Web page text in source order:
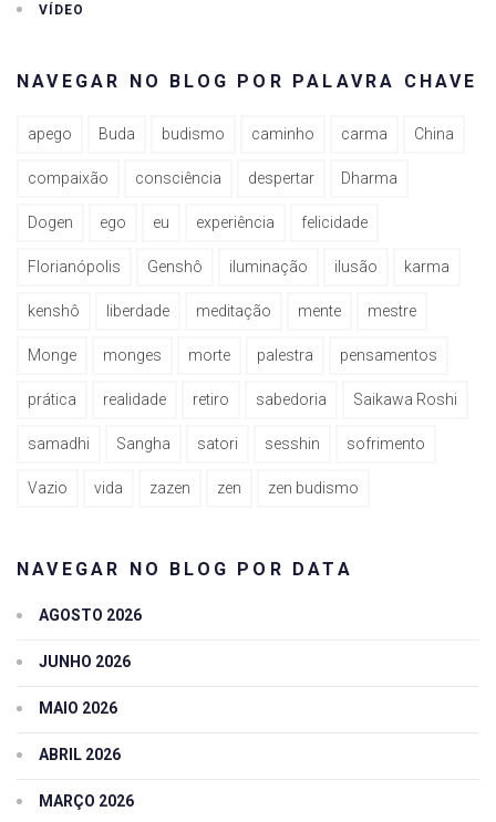
VÍDEO
NAVEGAR NO BLOG POR PALAVRA CHAVE
apego Buda budismo caminho carma China
compaixão consciência despertar Dharma
Dogen ego eu experiência felicidade
Florianópolis Genshô iluminação ilusão karma
kenshô liberdade meditação mente mestre
Monge monges morte palestra pensamentos
prática realidade retiro sabedoria Saikawa Roshi
samadhi Sangha satori sesshin sofrimento
Vazio vida zazen zen zen budismo
NAVEGAR NO BLOG POR DATA
AGOSTO 2026
JUNHO 2026
MAIO 2026
ABRIL 2026
MARÇO 2026